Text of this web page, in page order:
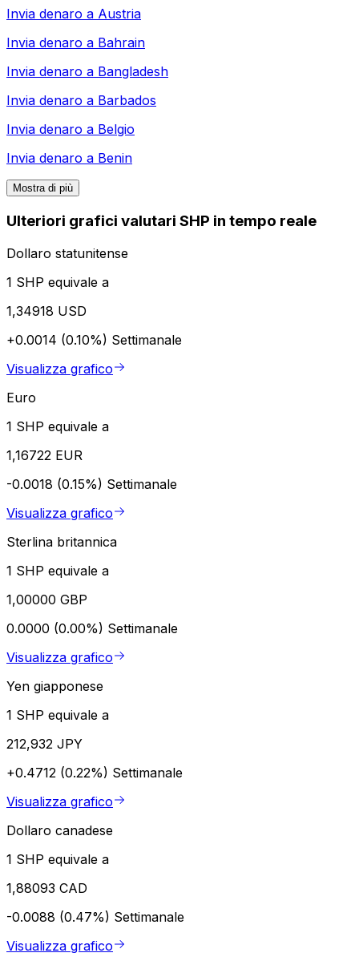
Invia denaro a Austria
Invia denaro a Bahrain
Invia denaro a Bangladesh
Invia denaro a Barbados
Invia denaro a Belgio
Invia denaro a Benin
Mostra di più
Ulteriori grafici valutari SHP in tempo reale
Dollaro statunitense
1 SHP equivale a
1,34918 USD
+0.0014 (0.10%) Settimanale
Visualizza grafico
Euro
1 SHP equivale a
1,16722 EUR
-0.0018 (0.15%) Settimanale
Visualizza grafico
Sterlina britannica
1 SHP equivale a
1,00000 GBP
0.0000 (0.00%) Settimanale
Visualizza grafico
Yen giapponese
1 SHP equivale a
212,932 JPY
+0.4712 (0.22%) Settimanale
Visualizza grafico
Dollaro canadese
1 SHP equivale a
1,88093 CAD
-0.0088 (0.47%) Settimanale
Visualizza grafico